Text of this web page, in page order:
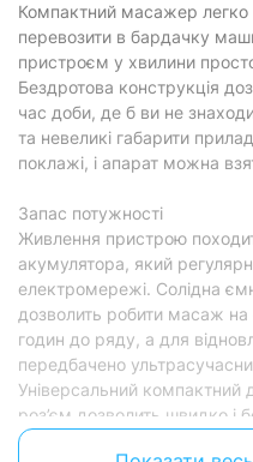
Компактний масажер легко
перевозити в бардачку
пристроєм у хвилини
Бездротова конструкція
час доби, де б ви не
та невеликі габарити
поклажі, і апарат можна
Запас потужності
Живлення пристрою
акумулятора, який
електромережі. Солідна
дозволить робити масаж на
годин до ряду, а для
передбачено
Універсальний компактний
роз’єм дозволить швидко і
підключити зарядний